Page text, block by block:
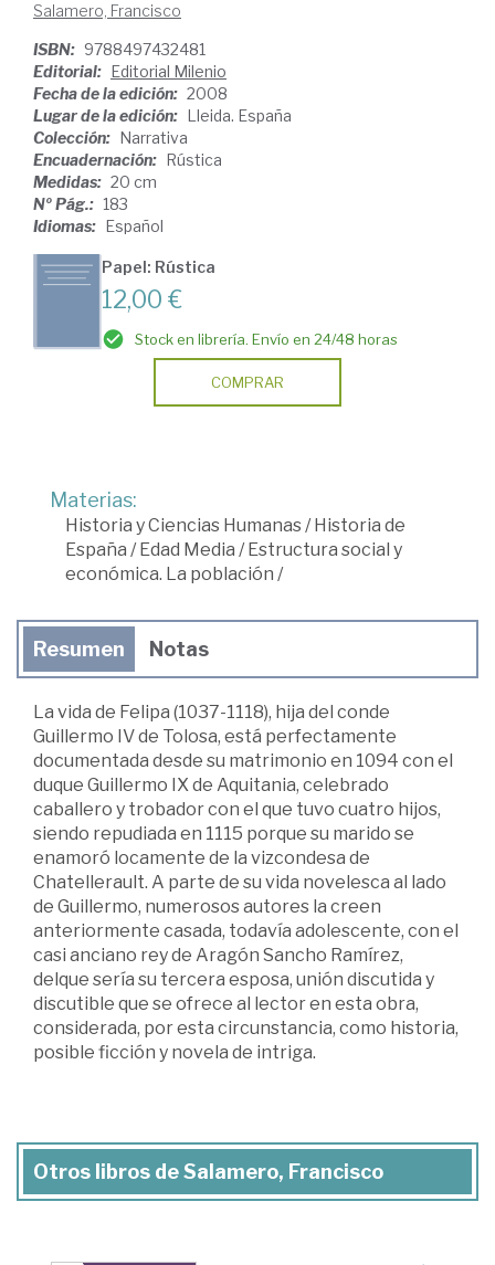
Salamero, Francisco
ISBN: 9788497432481
Editorial: Editorial Milenio
Fecha de la edición: 2008
Lugar de la edición: Lleida. España
Colección: Narrativa
Encuadernación: Rústica
Medidas: 20 cm
Nº Pág.: 183
Idiomas: Español
Papel: Rústica
12,00 €
Stock en librería. Envío en 24/48 horas
COMPRAR
Materias:
Historia y Ciencias Humanas/Historia de
España /Edad Media /Estructura social y
económica. La población /
Resumen Notas
La vida de Felipa (1037-1118), hija del conde
Guillermo IV de Tolosa, está perfectamente
documentada desde su matrimonio en 1094 con el
duque Guillermo IX de Aquitania, celebrado
caballero y trobador con el que tuvo cuatro hijos,
siendo repudiada en 1115 porque su marido se
enamoró locamente de la vizcondesa de
Chatellerault. A parte de su vida novelesca al lado
de Guillermo, numerosos autores la creen
anteriormente casada, todavía adolescente, con el
casi anciano rey de Aragón Sancho Ramírez,
delque sería su tercera esposa, unión discutida y
discutible que se ofrece al lector en esta obra,
considerada, por esta circunstancia, como historia,
posible ficción y novela de intriga.
Otros libros de Salamero, Francisco